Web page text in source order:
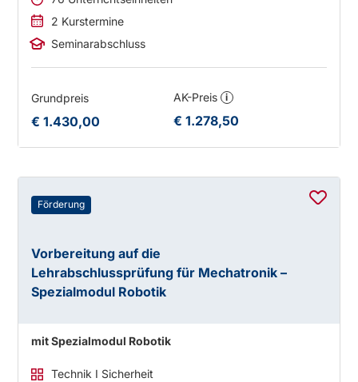
2 Kurstermine
Seminarabschluss
Grundpreis
€ 1.430,00
AK-Preis i
€ 1.278,50
Förderung
Vorbereitung auf die
Lehrabschlussprüfung für Mechatronik –
Spezialmodul Robotik
mit Spezialmodul Robotik
Technik I Sicherheit